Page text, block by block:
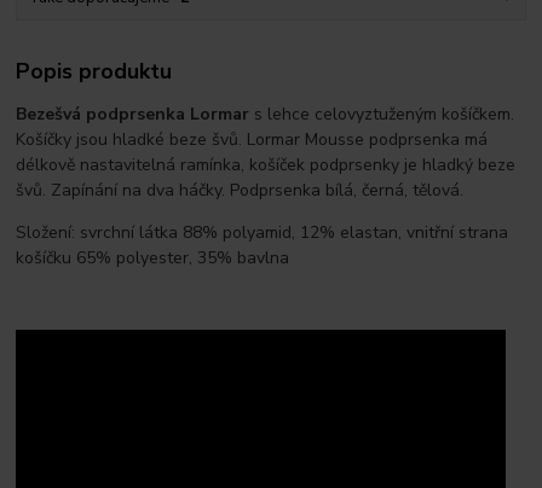
Popis produktu
Bezešvá podprsenka Lormar s lehce celovyztuženým košíčkem.
Košíčky jsou hladké beze švů. Lormar Mousse podprsenka má
délkově nastavitelná ramínka, košíček podprsenky je hladký beze
švů. Zapínání na dva háčky. Podprsenka bílá, černá, tělová.
Složení: svrchní látka 88% polyamid, 12% elastan, vnitřní strana
košíčku 65% polyester, 35% bavlna